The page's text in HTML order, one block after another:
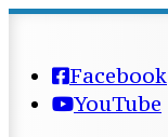
Facebook
YouTube